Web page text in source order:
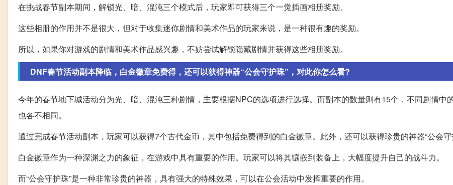
在挑战春节副本期间，解锁光、暗、混沌三个模式后，玩家即可获得三个一觉插画相册奖励。
这些相册的作用并不是很大，但对于收集迷你剧情和美术作品的玩家来说，是一种很有趣的奖励。
所以，如果你对游戏的剧情和美术作品感兴趣，不妨尝试解锁隐藏剧情并获得这些相册奖励。
DNF春节活动副本降临，白金徽章免费得，还可以获得神器“公会守护珠”，对此你怎么看?
今年的春节地下城活动分为光、暗、混沌三种剧情，主要根据NPC的选项进行选择。而副本的数量则有15个，不同剧情中
也各不相同。
通过完成春节活动副本，玩家可以获得7个古代金币，其中包括免费得到的白金徽章。此外，还可以获得珍贵的神器“公会守
白金徽章作为一种深渊之力的象征，在游戏中具有重要的作用。玩家可以将其镶嵌到装备上，大幅度提升自己的战斗力。
而“公会守护珠”是一种非常珍贵的神器，具有强大的特殊效果，可以在公会活动中发挥重要的作用。